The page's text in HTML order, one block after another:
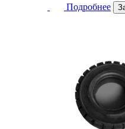
Подробнее